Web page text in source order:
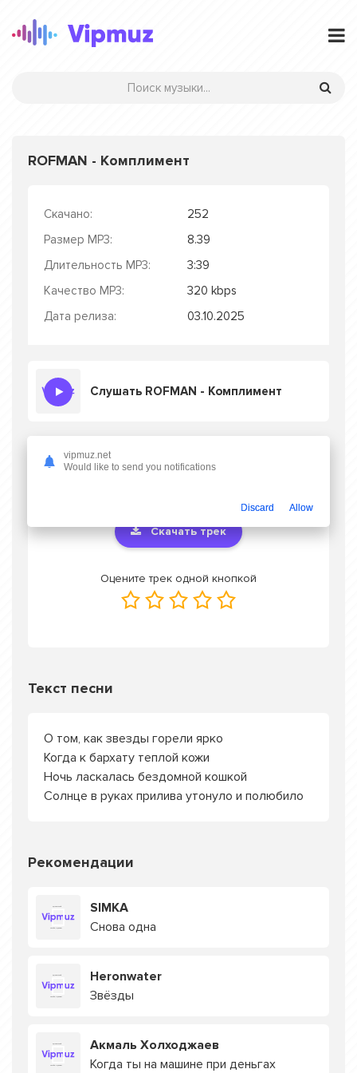
ROFMAN - Комплимент
Скачано:
252
Размер MP3:
8.39
Длительность MP3:
3:39
Качество MP3:
320 kbps
Дата релиза:
03.10.2025
Слушать ROFMAN - Комплимент
Скачать песню ROFMAN - Комплимент
mp3 или слушать онлайн бесплатно
Скачать трек
Оцените трек одной кнопкой
Текст песни
О том, как звезды горели ярко
Когда к бархату теплой кожи
Ночь ласкалась бездомной кошкой
Солнце в руках прилива утонуло и полюбило
Рекомендации
SIMKA
Снова одна
Heronwater
Звёзды
Акмаль Холходжаев
Когда ты на машине при деньгах
vipmuz.net
Would like to send you notifications
Discard Allow